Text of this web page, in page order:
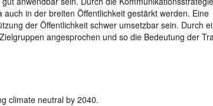
in der breiten Öffentlichkeit gestärkt werden. Eine
der Öffentlichkeit schwer umsetzbar sein. Durch
angesprochen und so die Bedeutung der
climate neutral by 2040.